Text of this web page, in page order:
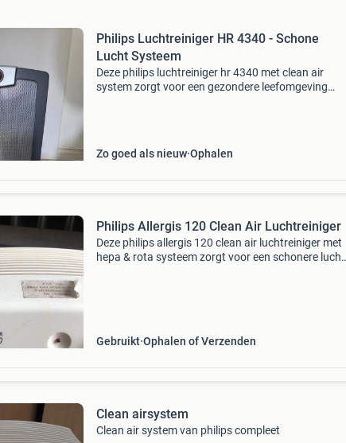
Philips Luchtreiniger HR 4340 - Schone
Lucht Systeem
Deze philips luchtreiniger hr 4340 met clean air
system zorgt voor een gezondere leefomgeving
Zo goed als nieuw Ophalen
Philips Allergis 120 Clean Air Luchtreiniger
Deze philips allergis 120 clean air luchtreiniger met
hepa & rota systeem zorgt voor een schonere lucht
Gebruikt Ophalen of Verzenden
Clean airsystem
Clean air system van philips compleet